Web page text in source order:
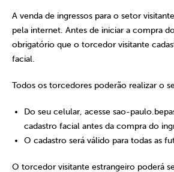
A venda de ingressos para o setor
pela internet. Antes de iniciar a compra
obrigatório que o torcedor visitante
facial.
Todos os torcedores poderão realizar o
Do seu celular, acesse sao-
cadastro facial antes da compra do
O cadastro será válido para todas as
O torcedor visitante estrangeiro poderá